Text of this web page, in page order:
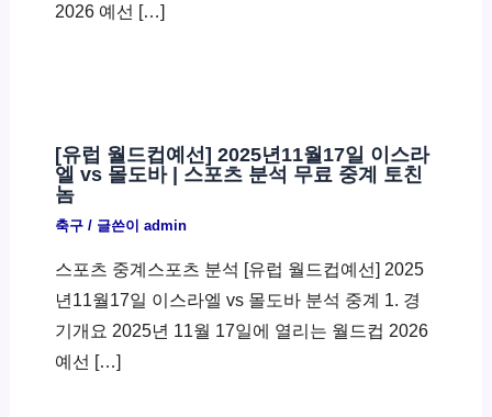
2026 예선 […]
[유럽 월드컵예선] 2025년11월17일 이스라
엘 vs 몰도바 | 스포츠 분석 무료 중계 토친
놈
축구/ 글쓴이 admin
스포츠 중계스포츠 분석 [유럽 월드컵예선] 2025
년11월17일 이스라엘 vs 몰도바 분석 중계 1. 경
기개요 2025년 11월 17일에 열리는 월드컵 2026
예선 […]